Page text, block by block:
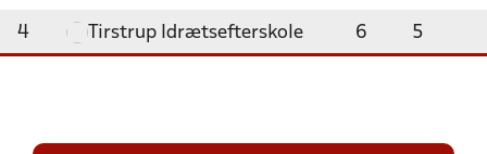
4 Tirstrup Idrætsefterskole 6 5